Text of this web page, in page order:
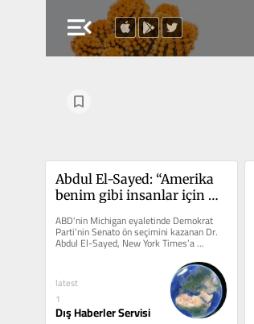
menu_open
Abdul El-Sayed: “Amerika
benim gibi insanlar için
ABD'nin Michigan eyaletinde Demokrat
Parti’nin Senato ön seçimini kazanan Dr.
Abdul El-Sayed, New York Times’a
açıklamalarda bulundu.
latest
1
Dış Haberler Servisi